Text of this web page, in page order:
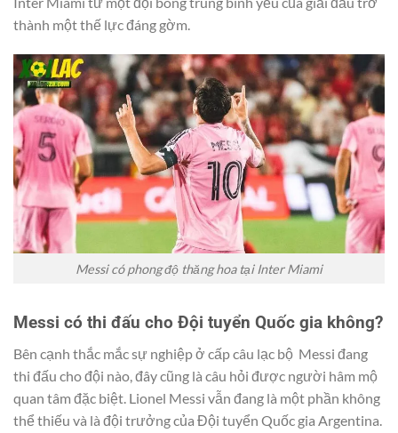
thành một thế lực đáng gờm.
Messi có phong độ thăng hoa tại Inter Miami
Messi có thi đấu cho Đội tuyển Quốc gia không?
Bên cạnh thắc mắc sự nghiệp ở cấp câu lạc bộ Messi đang
thi đấu cho đội nào, đây cũng là câu hỏi được người hâm mộ
quan tâm đặc biệt. Lionel Messi vẫn đang là một phần không
thể thiếu và là đội trưởng của Đội tuyển Quốc gia Argentina.